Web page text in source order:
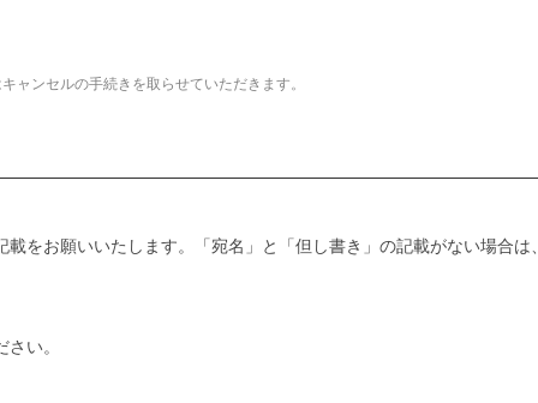
ャンセルの手続きを取らせていただきます。
をお願いいたします。「宛名」と「但し書き」の記載がない場合は
い。